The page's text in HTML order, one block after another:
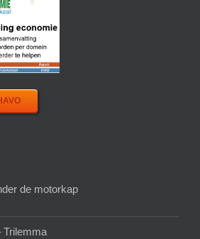
de motorkap
Trilemma